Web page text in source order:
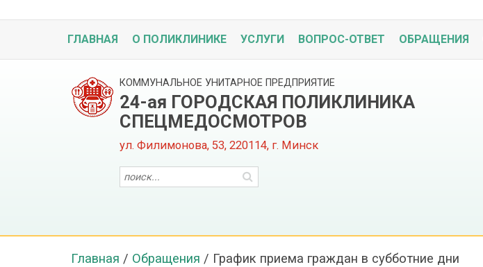
ГЛАВНАЯ О ПОЛИКЛИНИКЕ УСЛУГИ ВОПРОС-ОТВЕТ ОБРАЩЕНИЯ
КОММУНАЛЬНОЕ УНИТАРНОЕ ПРЕДПРИЯТИЕ
24-ая ГОРОДСКАЯ ПОЛИКЛИНИКА
СПЕЦМЕДОСМОТРОВ
ул. Филимонова, 53, 220114, г. Минск
Главная / Обращения / График приема граждан в субботние дни